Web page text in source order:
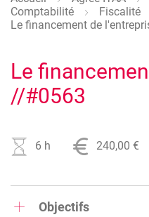
Image
d'Ariane
Comptabilité
Fiscalité
Le financement de
Le
//#0563
6 h 240,00 €
Objectifs